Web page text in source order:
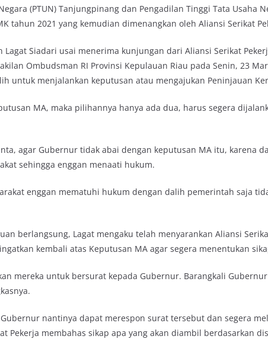
(PTUN) Tanjungpinang dan Pengadilan Tinggi Tata Usaha
tahun 2021 yang kemudian dimenangkan oleh Aliansi Serikat
Lagat Siadari usai menerima kunjungan dari Aliansi Serikat
Ombudsman RI Provinsi Kepulauan Riau pada Senin, 23
untuk menjalankan keputusan atau mengajukan Peninjauan
MA, maka pilihannya hanya ada dua, harus segera
agar Gubernur tidak abai dengan keputusan MA itu, karena
sehingga enggan menaati hukum.
enggan mematuhi hukum dengan dalih pemerintah saja
berlangsung, Lagat mengaku telah menyarankan Aliansi
kembali atas Keputusan MA agar segera menentukan
mereka untuk bersurat kepada Gubernur. Barangkali
nantinya dapat merespon surat tersebut dan segera
Pekerja membahas sikap apa yang akan diambil berdasarkan